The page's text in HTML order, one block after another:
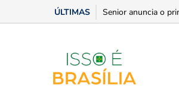
ÚLTIMAS Senior anuncia o